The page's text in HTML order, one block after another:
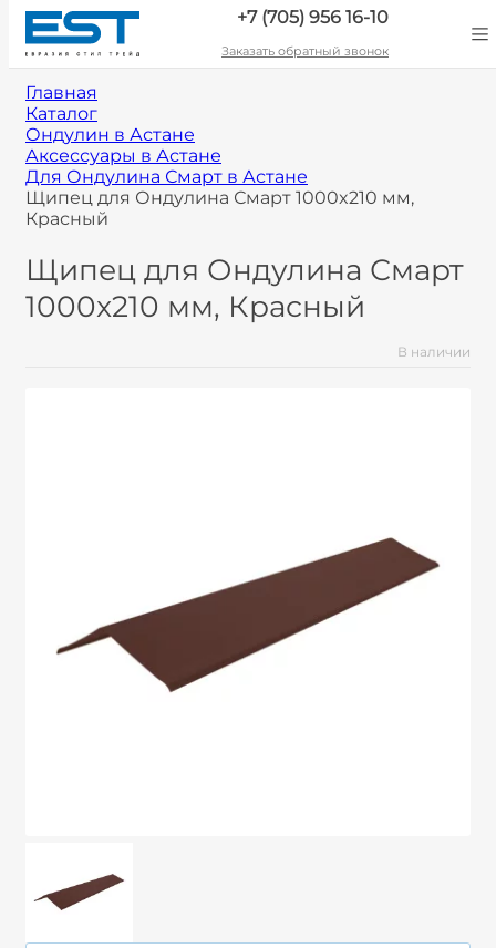
+7 (705) 956 16-10
Заказать обратный звонок
Главная
Каталог
Ондулин в Астане
Аксессуары в Астане
Для Ондулина Смарт в Астане
Щипец для Ондулина Смарт 1000x210 мм,
Красный
Щипец для Ондулина Смарт
1000x210 мм, Красный
В наличии